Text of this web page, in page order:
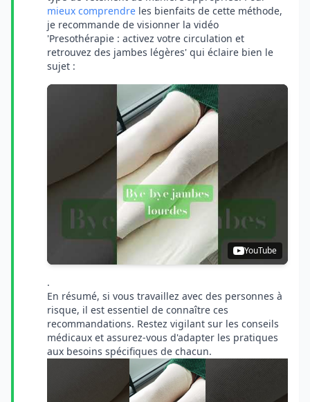
mieux comprendre les bienfaits de cette méthode,
je recommande de visionner la vidéo
'Presothérapie : activez votre circulation et
retrouvez des jambes légères' qui éclaire bien le
sujet :
YouTube
.
En résumé, si vous travaillez avec des personnes à
risque, il est essentiel de connaître ces
recommandations. Restez vigilant sur les conseils
médicaux et assurez-vous d'adapter les pratiques
aux besoins spécifiques de chacun.